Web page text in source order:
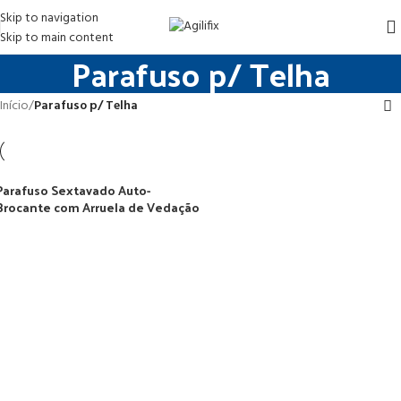
Skip to navigation
Skip to main content
Parafuso p/ Telha
Início/Parafuso p/ Telha
Sextavado Auto-
com Arruela de Vedação